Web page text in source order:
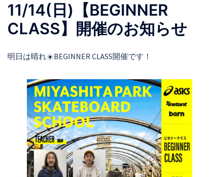
11/14(日)【BEGINNER
CLASS】開催のお知らせ
明日は晴れ☀️BEGINNER CLASS開催です！